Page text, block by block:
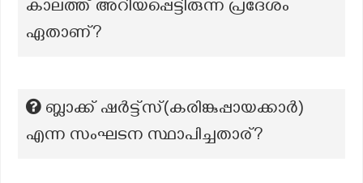
കാലത്ത് അറിയപ്പെട്ടിരുന്ന പ്രദേശം
ഏതാണ്?
ബ്ലാക്ക് ഷർട്ട്സ്(കരിങ്കുപ്പായക്കാർ)
എന്ന സംഘടന സ്ഥാപിച്ചതാര്?